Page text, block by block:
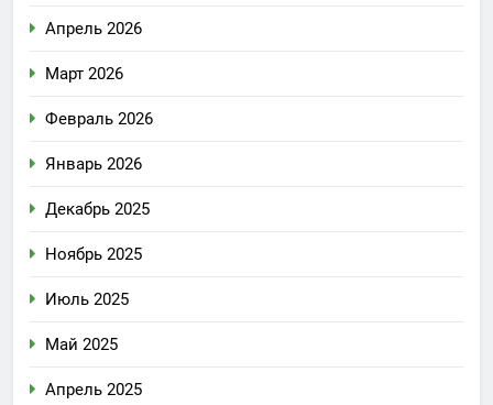
Апрель 2026
Март 2026
Февраль 2026
Январь 2026
Декабрь 2025
Ноябрь 2025
Июль 2025
Май 2025
Апрель 2025